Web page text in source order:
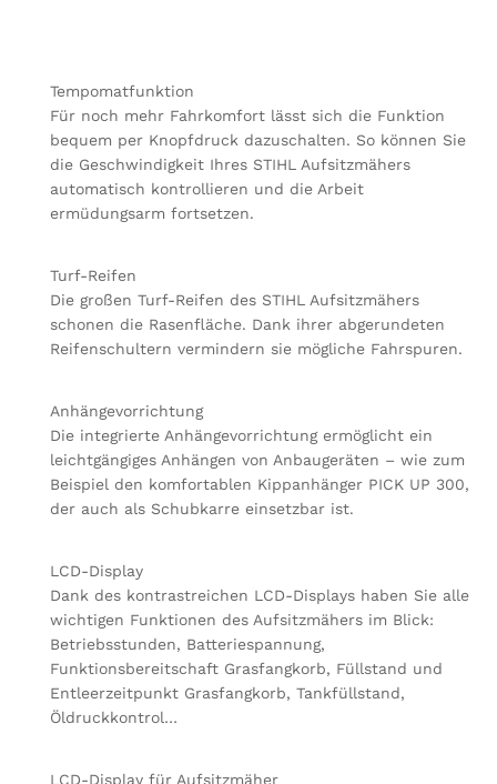
Tempomatfunktion
Für noch mehr Fahrkomfort lässt sich die Funktion
bequem per Knopfdruck dazuschalten. So können Sie
die Geschwindigkeit Ihres STIHL Aufsitzmähers
automatisch kontrollieren und die Arbeit
ermüdungsarm fortsetzen.
Turf-Reifen
Die großen Turf-Reifen des STIHL Aufsitzmähers
schonen die Rasenfläche. Dank ihrer abgerundeten
Reifenschultern vermindern sie mögliche Fahrspuren.
Anhängevorrichtung
Die integrierte Anhängevorrichtung ermöglicht ein
leichtgängiges Anhängen von Anbaugeräten – wie zum
Beispiel den komfortablen Kippanhänger PICK UP 300,
der auch als Schubkarre einsetzbar ist.
LCD-Display
Dank des kontrastreichen LCD-Displays haben Sie alle
wichtigen Funktionen des Aufsitzmähers im Blick:
Betriebsstunden, Batteriespannung,
Funktionsbereitschaft Grasfangkorb, Füllstand und
Entleerzeitpunkt Grasfangkorb, Tankfüllstand,
Öldruckkontrol…
LCD-Display für Aufsitzmäher